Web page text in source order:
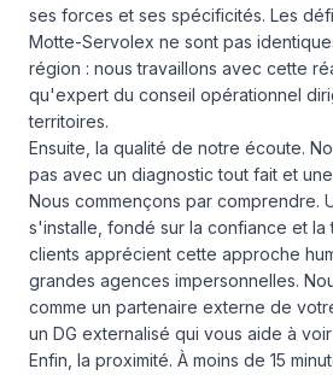
ses forces et ses spécificités. Les
Motte-Servolex ne sont pas
région : nous travaillons avec cette
qu'expert du conseil opérationnel
territoires.
Ensuite, la qualité de notre écoute.
pas avec un diagnostic tout fait et
Nous commençons par comprendre.
s'installe, fondé sur la confiance et la
clients apprécient cette approche
grandes agences impersonnelles.
comme un partenaire externe de
un DG externalisé qui vous aide à
Enfin, la proximité. À moins de 15